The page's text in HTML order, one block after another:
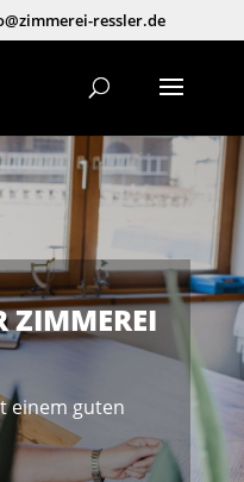
ressler.de
ZIMMEREI
einem guten